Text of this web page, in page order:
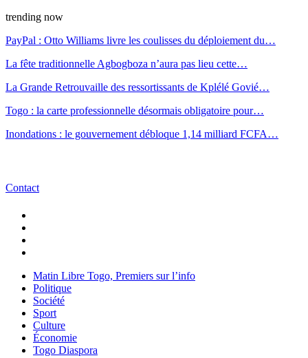
trending now
PayPal : Otto Williams livre les coulisses du déploiement du…
La fête traditionnelle Agbogboza n’aura pas lieu cette…
La Grande Retrouvaille des ressortissants de Kplélé Govié…
Togo : la carte professionnelle désormais obligatoire pour…
Inondations : le gouvernement débloque 1,14 milliard FCFA…
Contact
Matin Libre Togo, Premiers sur l’info
Politique
Société
Sport
Culture
Économie
Togo Diaspora